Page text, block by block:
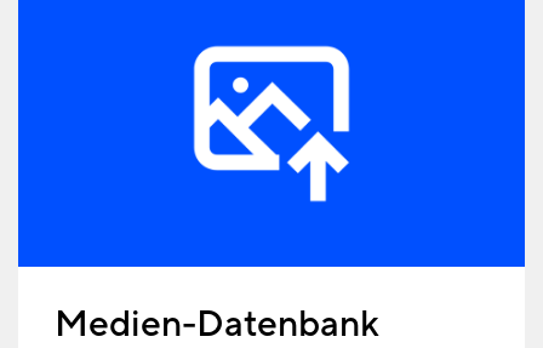
Medien-Datenbank